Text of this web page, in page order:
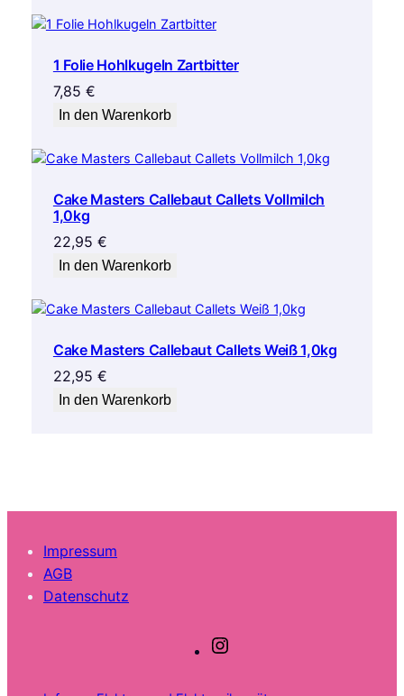
1 Folie Hohlkugeln Zartbitter
7,85 €
In den Warenkorb
Cake Masters Callebaut Callets Vollmilch
1,0kg
22,95 €
In den Warenkorb
Cake Masters Callebaut Callets Weiß 1,0kg
22,95 €
In den Warenkorb
Impressum
AGB
Datenschutz